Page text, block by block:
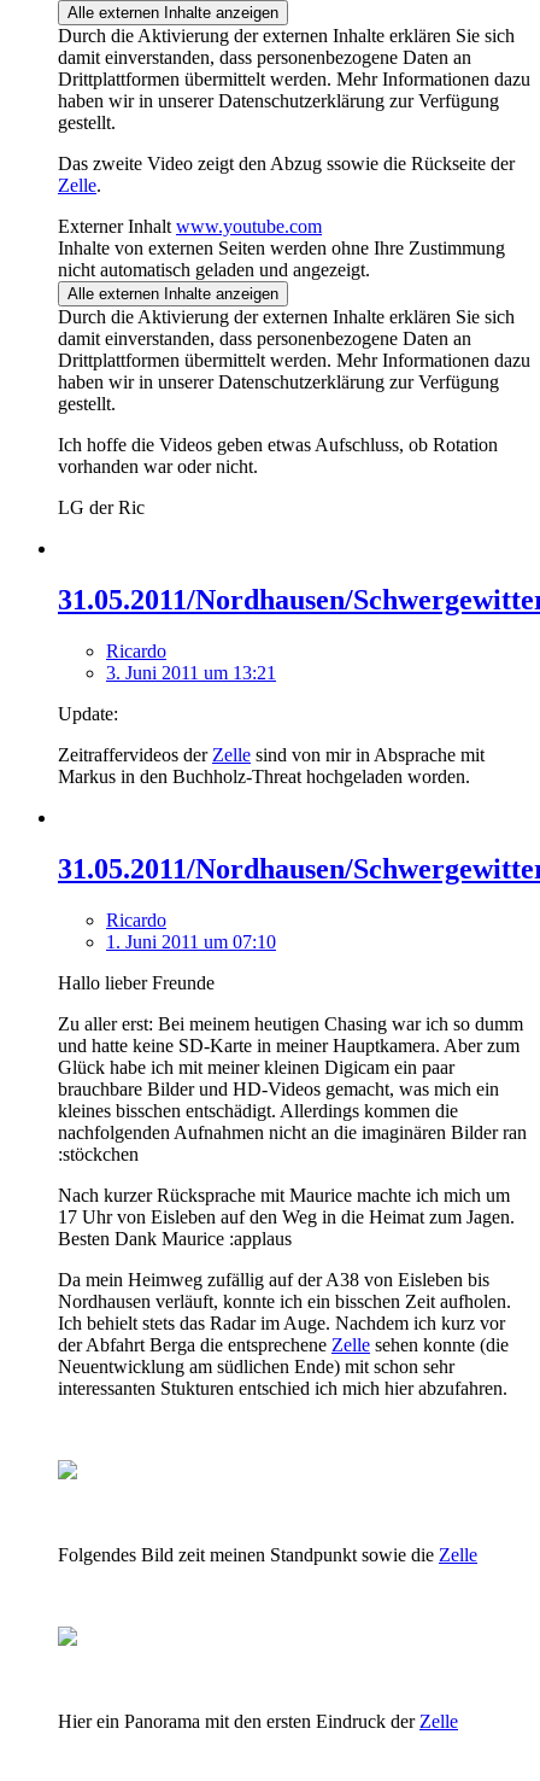
Alle externen Inhalte anzeigen
Durch die Aktivierung der externen Inhalte erklären Sie sich
damit einverstanden, dass personenbezogene Daten an
Drittplattformen übermittelt werden. Mehr Informationen dazu
haben wir in unserer Datenschutzerklärung zur Verfügung
gestellt.
Das zweite Video zeigt den Abzug ssowie die Rückseite der
Zelle.
Externer Inhalt www.youtube.com
Inhalte von externen Seiten werden ohne Ihre Zustimmung
nicht automatisch geladen und angezeigt.
Alle externen Inhalte anzeigen
Durch die Aktivierung der externen Inhalte erklären Sie sich
damit einverstanden, dass personenbezogene Daten an
Drittplattformen übermittelt werden. Mehr Informationen dazu
haben wir in unserer Datenschutzerklärung zur Verfügung
gestellt.
Ich hoffe die Videos geben etwas Aufschluss, ob Rotation
vorhanden war oder nicht.
LG der Ric
31.05.2011/Nordhausen/
Ricardo
3. Juni 2011 um 13:21
Update:
Zeitraffervideos der Zelle sind von mir in Absprache mit
Markus in den Buchholz-Threat hochgeladen worden.
31.05.2011/Nordhausen/
Ricardo
1. Juni 2011 um 07:10
Hallo lieber Freunde
Zu aller erst: Bei meinem heutigen Chasing war ich so dumm
und hatte keine SD-Karte in meiner Hauptkamera. Aber zum
Glück habe ich mit meiner kleinen Digicam ein paar
brauchbare Bilder und HD-Videos gemacht, was mich ein
kleines bisschen entschädigt. Allerdings kommen die
nachfolgenden Aufnahmen nicht an die imaginären Bilder ran
:stöckchen
Nach kurzer Rücksprache mit Maurice machte ich mich um
17 Uhr von Eisleben auf den Weg in die Heimat zum Jagen.
Besten Dank Maurice :applaus
Da mein Heimweg zufällig auf der A38 von Eisleben bis
Nordhausen verläuft, konnte ich ein bisschen Zeit aufholen.
Ich behielt stets das Radar im Auge. Nachdem ich kurz vor
der Abfahrt Berga die entsprechene Zelle sehen konnte (die
Neuentwicklung am südlichen Ende) mit schon sehr
interessanten Stukturen entschied ich mich hier abzufahren.
Folgendes Bild zeit meinen Standpunkt sowie die Zelle
Hier ein Panorama mit den ersten Eindruck der Zelle